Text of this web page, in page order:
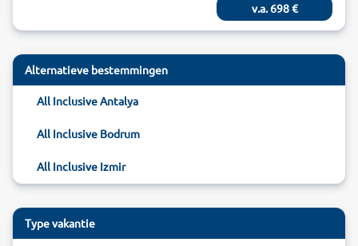
v.a.698€
Alternatieve bestemmingen
All Inclusive Antalya
All Inclusive Bodrum
All Inclusive Izmir
Type vakantie